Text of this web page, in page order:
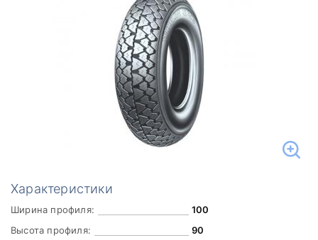
Характеристики
Ширина профиля:
100
Высота профиля:
90